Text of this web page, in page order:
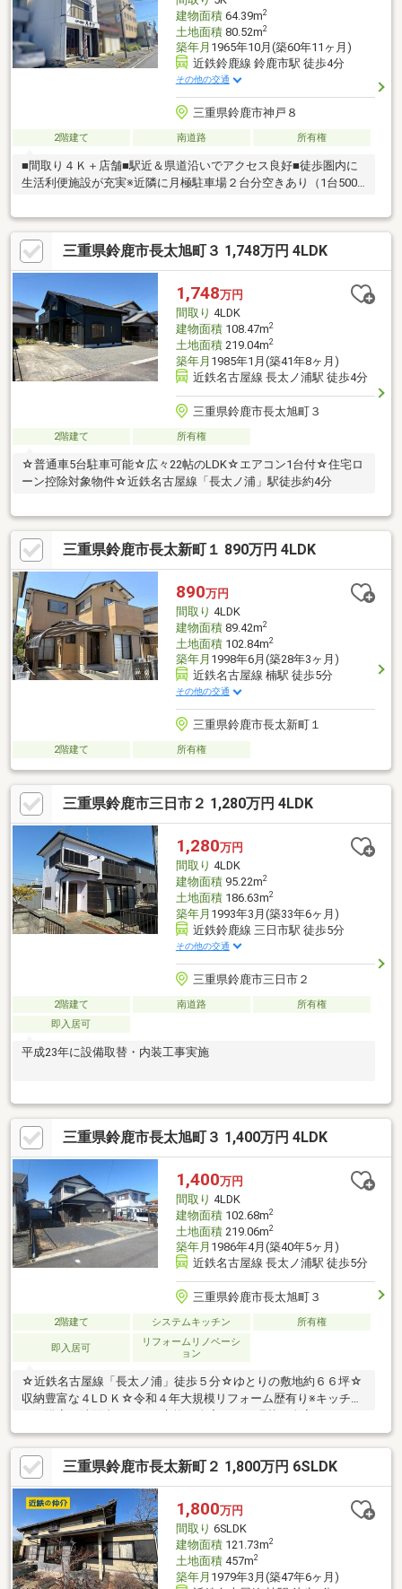
建物面積64.39m2
土地面積80.52m2
築年月 1965年10月(築60年11ヶ月)
近鉄鈴鹿線 鈴鹿市駅 徒歩4分
その他の交通
三重県鈴鹿市神戸８
2階建て 南道路 所有権
■間取り４Ｋ＋店舗■駅近＆県道沿いでアクセス良好■徒歩圏内に
生活利便施設が充実※近隣に月極駐車場２台分空きあり（1台5000
三重県鈴鹿市長太旭町３ 1,748万円 4LDK
1,748万円
間取り 4LDK
建物面積108.47m2
土地面積219.04m2
築年月 1985年1月(築41年8ヶ月)
近鉄名古屋線 長太ノ浦駅 徒歩4分
三重県鈴鹿市長太旭町３
2階建て 所有権
☆普通車5台駐車可能☆広々22帖のLDK☆エアコン1台付☆住宅ロ
ーン控除対象物件☆近鉄名古屋線「長太ノ浦」駅徒歩約4分
三重県鈴鹿市長太新町１ 890万円 4LDK
890万円
間取り 4LDK
建物面積89.42m2
土地面積102.84m2
築年月 1998年6月(築28年3ヶ月)
近鉄名古屋線 楠駅 徒歩5分
その他の交通
三重県鈴鹿市長太新町１
2階建て 所有権
三重県鈴鹿市三日市２ 1,280万円 4LDK
1,280万円
間取り 4LDK
建物面積95.22m2
土地面積186.63m2
築年月 1993年3月(築33年6ヶ月)
近鉄鈴鹿線 三日市駅 徒歩5分
その他の交通
三重県鈴鹿市三日市２
2階建て 南道路
所有権
即入居可
平成23年に設備取替・内装工事実施
三重県鈴鹿市長太旭町３ 1,400万円 4LDK
1,400万円
間取り 4LDK
建物面積102.68m2
土地面積219.06m2
築年月 1986年4月(築40年5ヶ月)
近鉄名古屋線 長太ノ浦駅 徒歩5分
三重県鈴鹿市長太旭町３
2階建て システムキッチン 所有権
即入居可
リフォームリノベーシ
ョン
☆近鉄名古屋線「長太ノ浦」徒歩５分☆ゆとりの敷地約６６坪☆
収納豊富な４LＤＫ☆令和４年大規模リフォーム歴有り※キッチ
ング張替 給湯器交換・外壁再塗装☆並列駐車複数台可☆長太小
学校・大木中学校
三重県鈴鹿市長太新町２ 1,800万円 6SLDK
1,800万円
間取り 6SLDK
建物面積121.73m2
土地面積457m2
築年月 1979年3月(築47年6ヶ月)